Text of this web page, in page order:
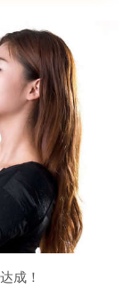
成！